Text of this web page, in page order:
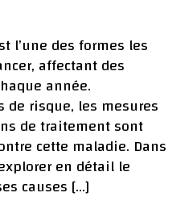
l’une des formes les
affectant des
année.
de risque, les mesures
de traitement sont
cette maladie. Dans
en détail le
causes […]